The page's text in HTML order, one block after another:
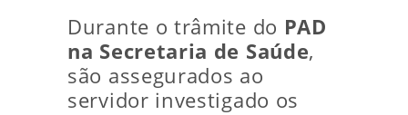
Durante o trâmite do PAD
na Secretaria de Saúde,
são assegurados ao
servidor investigado os